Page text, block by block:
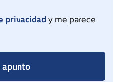
privacidady me parece
apunto